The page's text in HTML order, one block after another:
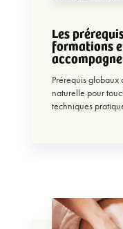
Les
formations
Prérequis
naturelle pour
techniques